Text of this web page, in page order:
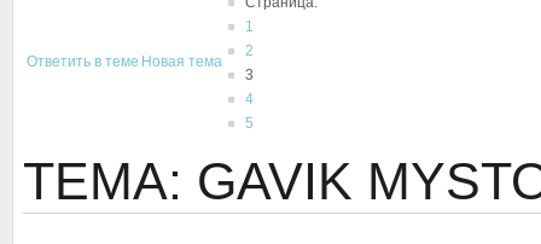
Ответить в теме Новая тема
1
2
3
4
5
ТЕМА: GAVIK